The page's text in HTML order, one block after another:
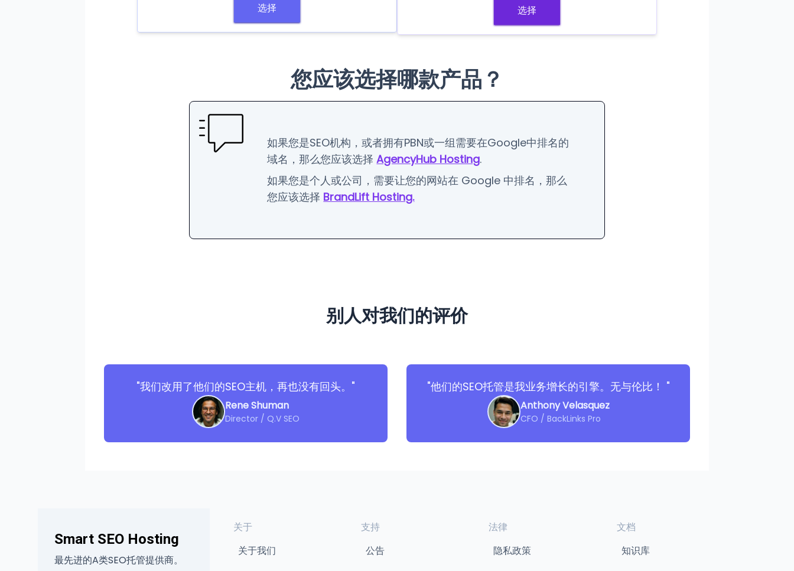
选择 选择
您应该选择哪款产品？
如果您是SEO机构，或者拥有PBN或一组需要在Google中排名的
域名，那么您应该选择AgencyHub Hosting.
如果您是个人或公司，需要让您的网站在 Google 中排名，那么
您应该选择 BrandLift Hosting.
别人对我们的评价
"我们改用了他们的SEO主机，再也没有回头。"
Rene Shuman
Director / Q.V SEO
"他们的SEO托管是我业务增长的引擎。无与伦比！ "
Anthony Velasquez
CFO / BackLinks Pro
Smart SEO Hosting
最先进的A类SEO托管提供商。
关于
关于我们
支持
公告
法律
隐私政策
文档
知识库